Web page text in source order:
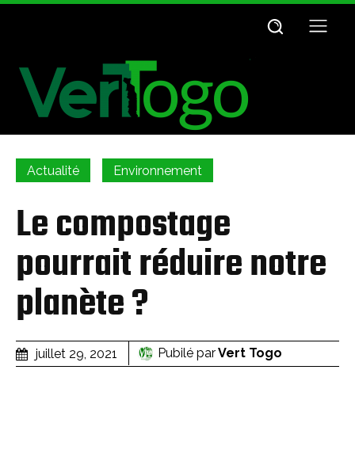
Actualité Environnement
Le compostage
pourrait réduire notre
planète ?
juillet 29, 2021 Pubilé parVert Togo